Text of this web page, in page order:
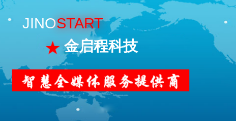
JINOSTART
金启程科技